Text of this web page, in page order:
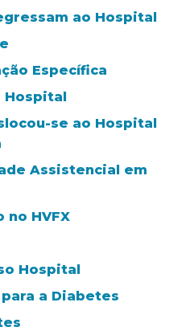
ao Hospital
Específica
Hospital
se ao Hospital
Assistencial em
no HVFX
Hospital
a Diabetes